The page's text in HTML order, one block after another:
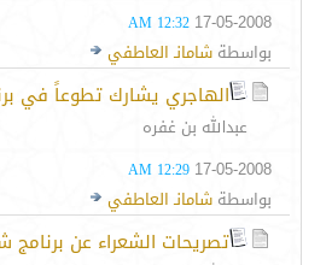
17-05-2008
12:32 AM
بواسطة شامانـ العاطفي
الهاجري يشارك تطوعاً في
عبدالله بن غفره
17-05-2008
12:29 AM
بواسطة شامانـ العاطفي
تصريحات الشعراء عن برنامج